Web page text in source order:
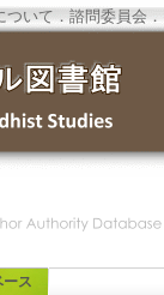
ついて ．諮問委員会 ．
ス